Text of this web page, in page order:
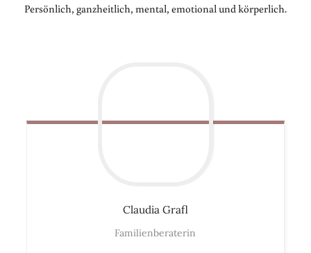
Persönlich, ganzheitlich, mental, emotional und körperlich.
Claudia Grafl
Familienberaterin